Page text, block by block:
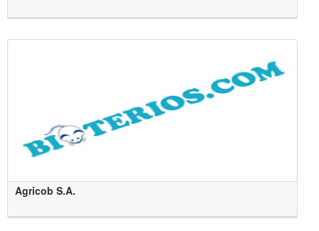
Agricob S.A.